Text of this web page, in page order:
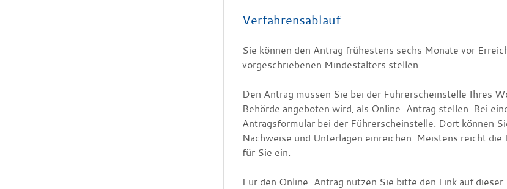
Verfahrensablauf
Sie können den Antrag frühestens sechs Monate vor
vorgeschriebenen Mindestalters stellen.
Den Antrag müssen Sie bei der Führerscheinstelle Ihres
Behörde angeboten wird, als Online-Antrag stellen. Bei
Antragsformular bei der Führerscheinstelle. Dort können
Nachweise und Unterlagen einreichen. Meistens reicht
für Sie ein.
Für den Online-Antrag nutzen Sie bitte den Link auf